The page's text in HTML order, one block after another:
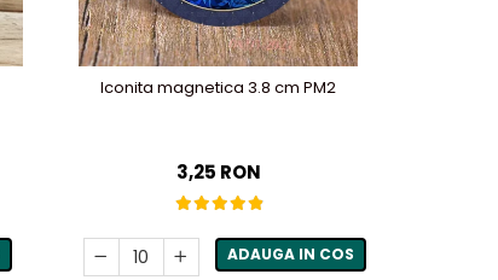
Iconita magnetica 3.8 cm PM2
3,25 RON
ADAUGA IN COS